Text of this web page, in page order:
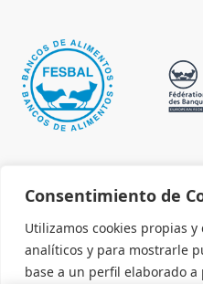
Consentimiento de
Utilizamos cookies propias
analíticos y para mostrarle
base a un perfil elaborado
AVISO LEGAL Y